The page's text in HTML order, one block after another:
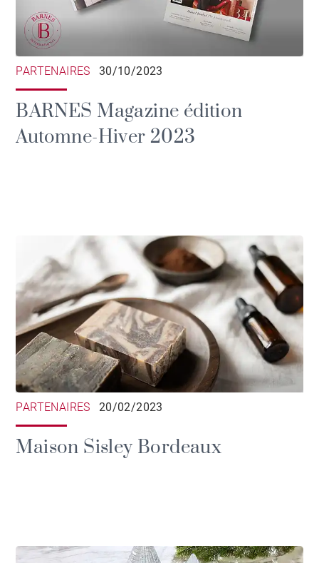
PARTENAIRES 30/10/2023
BARNES Magazine édition
Automne-Hiver 2023
PARTENAIRES 20/02/2023
Maison Sisley Bordeaux